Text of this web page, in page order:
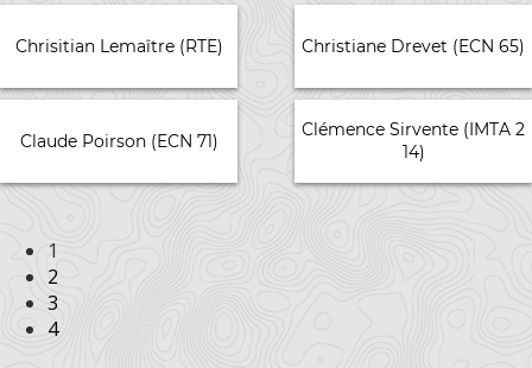
Chrisitian Lemaître (RTE) Christiane Drevet (ECN 65)
Claude Poirson (ECN 71)
Clémence Sirvente (IMTA 2
14)
1
2
3
4